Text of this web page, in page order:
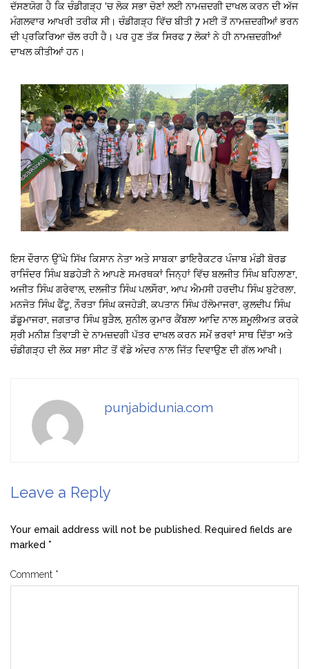
ਦੱਸਣਯੋਗ ਹੈ ਕਿ ਚੰਡੀਗੜ੍ਹ ‘ਚ ਲੋਕ ਸਭਾ ਚੋਣਾਂ ਲਈ ਨਾਮਜ਼ਦਗੀ ਦਾਖਲ ਕਰਨ ਦੀ ਅੱਜ
ਮੰਗਲਵਾਰ ਆਖਰੀ ਤਰੀਕ ਸੀ। ਚੰਡੀਗੜ੍ਹ ਵਿੱਚ ਬੀਤੀ 7 ਮਈ ਤੋਂ ਨਾਮਜ਼ਦਗੀਆਂ ਭਰਨ
ਦੀ ਪ੍ਰਕਿਰਿਆ ਚੱਲ ਰਹੀ ਹੈ। ਪਰ ਹੁਣ ਤੱਕ ਸਿਰਫ 7 ਲੋਕਾਂ ਨੇ ਹੀ ਨਾਮਜ਼ਦਗੀਆਂ
ਦਾਖਲ ਕੀਤੀਆਂ ਹਨ।
ਇਸ ਦੌਰਾਨ ਉੱਘੇ ਸਿੱਖ ਕਿਸਾਨ ਨੇਤਾ ਅਤੇ ਸਾਬਕਾ ਡਾਇਰੈਕਟਰ ਪੰਜਾਬ ਮੰਡੀ ਬੋਰਡ
ਰਾਜਿੰਦਰ ਸਿੰਘ ਬਡਹੇੜੀ ਨੇ ਆਪਣੇ ਸਮਰਥਕਾਂ ਜਿਨ੍ਹਾਂ ਵਿੱਚ ਬਲਜੀਤ ਸਿੰਘ ਬਹਿਲਾਣਾ,
ਅਜੀਤ ਸਿੰਘ ਗਰੇਵਾਲ, ਦਲਜੀਤ ਸਿੰਘ ਪਲਸੌਰਾ, ਆਪ ਐਮਸੀ ਹਰਦੀਪ ਸਿੰਘ ਬੁਟੇਰਲਾ,
ਮਨਜੋਤ ਸਿੰਘ ਫੈਂਟੂ, ਨੌਰਤਾ ਸਿੰਘ ਕਜਹੇੜੀ, ਕਪਤਾਨ ਸਿੰਘ ਹੱਲੋਮਾਜਰਾ, ਕੁਲਦੀਪ ਸਿੰਘ
ਡੱਡੂਮਾਜਰਾ, ਜਗਤਾਰ ਸਿੰਘ ਬੁੜੈਲ, ਸੁਨੀਲ ਕੁਮਾਰ ਕੈਂਬਲਾ ਆਦਿ ਨਾਲ ਸ਼ਮੂਲੀਅਤ ਕਰਕੇ
ਸ੍ਰੀ ਮਨੀਸ਼ ਤਿਵਾੜੀ ਦੇ ਨਾਮਜ਼ਦਗੀ ਪੱਤਰ ਦਾਖਲ ਕਰਨ ਸਮੇਂ ਭਰਵਾਂ ਸਾਥ ਦਿੱਤਾ ਅਤੇ
ਚੰਡੀਗੜ੍ਹ ਦੀ ਲੋਕ ਸਭਾ ਸੀਟ ਤੋਂ ਵੱਡੇ ਅੰਦਰ ਨਾਲ ਜਿੱਤ ਦਿਵਾਉਣ ਦੀ ਗੱਲ ਆਖੀ।
punjabidunia.com
Leave a Reply
Your email address will not be published. Required fields are
marked *
Comment *